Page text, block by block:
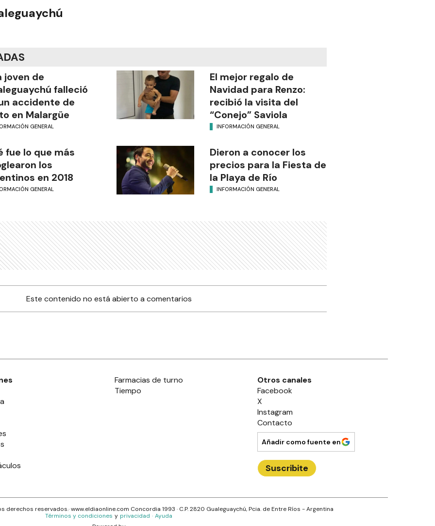
joven de
falleció
accidente de
en Malargüe
GENERAL
El mejor regalo de
Navidad para Renzo:
recibió la visita del
“Conejo” Saviola
INFORMACIÓN GENERAL
fue lo que más
los
en 2018
GENERAL
Dieron a conocer los
precios para la Fiesta de
la Playa de Río
INFORMACIÓN GENERAL
Este contenido no está abierto a comentarios
Farmacias de turno
Tiempo
Otros canales
Facebook
X
Instagram
Contacto
Añadir como fuente en
Suscribite
derechos reservados.· www.eldiaonline.com Concordia 1993 · C.P.2820 Gualeguaychú, Pcia. de Entre Ríos - Argentina
Términos y condiciones y privacidad · Ayuda